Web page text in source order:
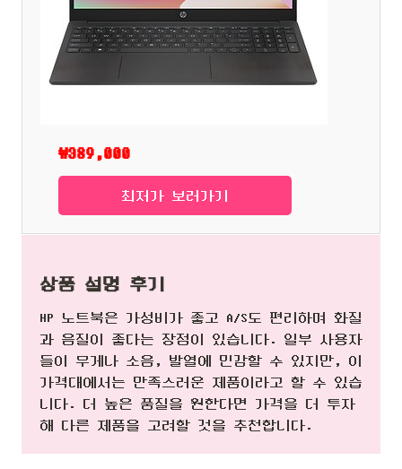
₩389,000
최저가 보러가기
상품 설명 후기
HP 노트북은 가성비가 좋고 A/S도 편리하며 화질
과 음질이 좋다는 장점이 있습니다. 일부 사용자
들이 무게나 소음, 발열에 민감할 수 있지만, 이
가격대에서는 만족스러운 제품이라고 할 수 있습
니다. 더 높은 품질을 원한다면 가격을 더 투자
해 다른 제품을 고려할 것을 추천합니다.